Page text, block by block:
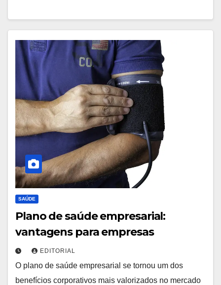
SAÚDE
Plano de saúde empresarial:
vantagens para empresas
EDITORIAL
O plano de saúde empresarial se tornou um dos
benefícios corporativos mais valorizados no mercado